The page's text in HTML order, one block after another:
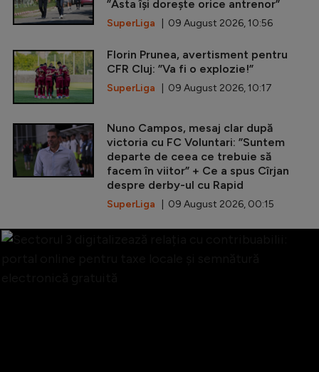
”Asta își dorește orice antrenor”
SuperLiga | 09 August 2026, 10:56
Florin Prunea, avertisment pentru
CFR Cluj: ”Va fi o explozie!”
SuperLiga | 09 August 2026, 10:17
Nuno Campos, mesaj clar după
victoria cu FC Voluntari: ”Suntem
departe de ceea ce trebuie să
facem în viitor” + Ce a spus Cîrjan
despre derby-ul cu Rapid
SuperLiga | 09 August 2026, 00:15